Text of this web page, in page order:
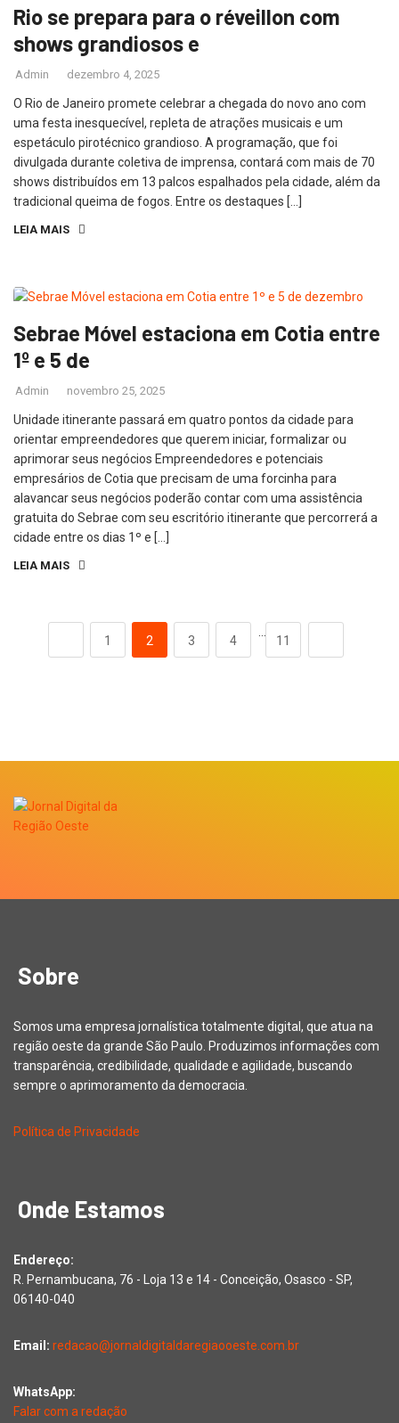
Rio se prepara para o réveillon com
shows grandiosos e
Admin dezembro 4, 2025
O Rio de Janeiro promete celebrar a chegada do novo ano com
uma festa inesquecível, repleta de atrações musicais e um
espetáculo pirotécnico grandioso. A programação, que foi
divulgada durante coletiva de imprensa, contará com mais de 70
shows distribuídos em 13 palcos espalhados pela cidade, além da
tradicional queima de fogos. Entre os destaques […]
LEIA MAIS
Sebrae Móvel estaciona em Cotia entre
1º e 5 de
Admin novembro 25, 2025
Unidade itinerante passará em quatro pontos da cidade para
orientar empreendedores que querem iniciar, formalizar ou
aprimorar seus negócios Empreendedores e potenciais
empresários de Cotia que precisam de uma forcinha para
alavancar seus negócios poderão contar com uma assistência
gratuita do Sebrae com seu escritório itinerante que percorrerá a
cidade entre os dias 1º e […]
LEIA MAIS
1 2 3 4 11
Sobre
Somos uma empresa jornalística totalmente digital, que atua na
região oeste da grande São Paulo. Produzimos informações com
transparência, credibilidade, qualidade e agilidade, buscando
sempre o aprimoramento da democracia.
Política de Privacidade
Onde Estamos
Endereço:
R. Pernambucana, 76 - Loja 13 e 14 - Conceição, Osasco - SP,
06140-040
Email: redacao@jornaldigitaldaregiaooeste.com.br
WhatsApp:
Falar com a redação